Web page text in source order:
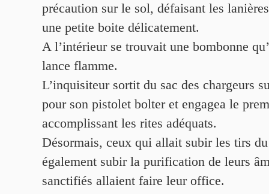
précaution sur le sol, défaisant les
une petite boite délicatement.
A l’intérieur se trouvait une bombonne
lance flamme.
L’inquisiteur sortit du sac des chargeurs
pour son pistolet bolter et engagea le
accomplissant les rites adéquats.
Désormais, ceux qui allait subir les tirs
également subir la purification de leurs
sanctifiés allaient faire leur office.